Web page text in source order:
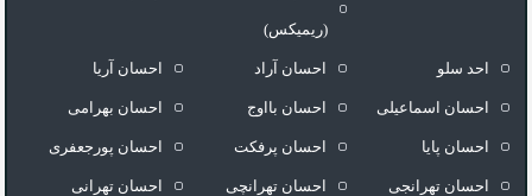
(ریمیکس)
احد سلو احسان آراد احسان آریا
احسان اسماعیلی احسان بااوج احسان بهرامی
احسان پایا احسان پرفکت احسان پورجعفری
احسان تهرانجی احسان تهرانچی احسان تهرانی